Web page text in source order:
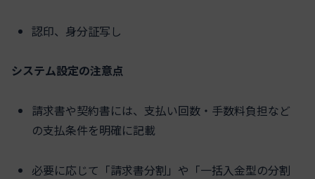
認印、身分証写し
システム設定の注意点
請求書や契約書には、支払い回数・手数料負担など
の支払条件を明確に記載
必要に応じて「請求書分割」や「一括入金型の分割